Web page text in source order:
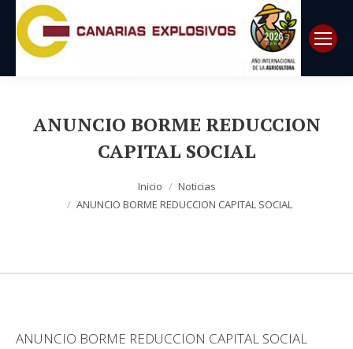
ANUNCIO BORME REDUCCION
CAPITAL SOCIAL
Inicio
Noticias
ANUNCIO BORME REDUCCION CAPITAL SOCIAL
ANUNCIO BORME REDUCCION CAPITAL SOCIAL